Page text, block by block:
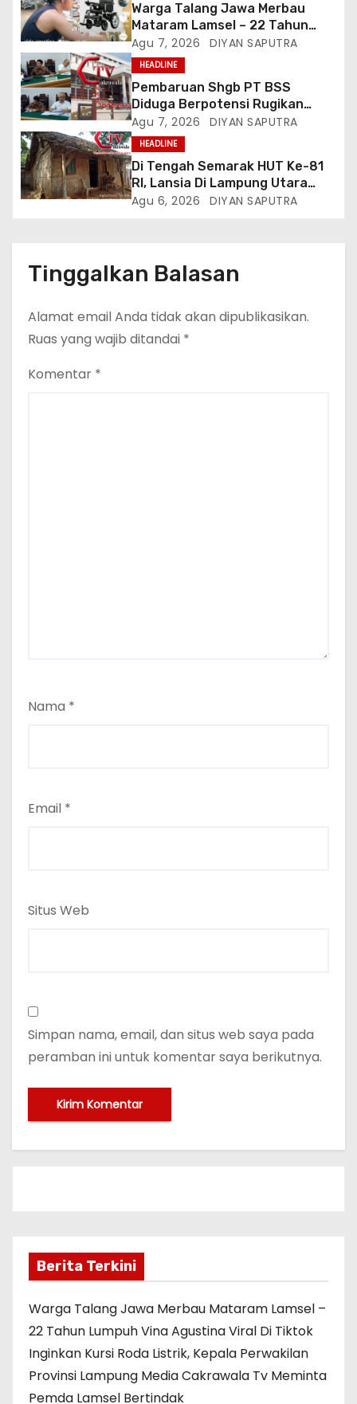
Warga Talang Jawa Merbau
Mataram Lamsel – 22 Tahun
Lumpuh Vina Agustina Viral Di
Tiktok Inginkan Kursi Roda
Listrik, Kepala Perwakilan
Provinsi Lampung Media
Cakrawala Tv Meminta Pemda
Lamsel Bertindak
Agu 7, 2026 DIYAN SAPUTRA
HEADLINE
Pembaruan Shgb PT BSS
Diduga Berpotensi Rugikan
Negara, Kementrian ATR/BPN Di
Gugat Di PTUN Jakarta
Agu 7, 2026 DIYAN SAPUTRA
HEADLINE
Di Tengah Semarak HUT Ke-81
RI, Lansia Di Lampung Utara
Hidup Memprihatinkan
Agu 6, 2026 DIYAN SAPUTRA
Tinggalkan Balasan
Alamat email Anda tidak akan dipublikasikan.
Ruas yang wajib ditandai *
Komentar *
Nama *
Email *
Situs Web
Simpan nama, email, dan situs web saya pada
peramban ini untuk komentar saya berikutnya.
Berita Terkini
Warga Talang Jawa Merbau Mataram Lamsel –
22 Tahun Lumpuh Vina Agustina Viral Di Tiktok
Inginkan Kursi Roda Listrik, Kepala Perwakilan
Provinsi Lampung Media Cakrawala Tv Meminta
Pemda Lamsel Bertindak